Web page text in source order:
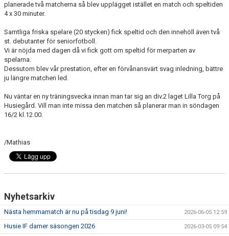
planerade två matcherna så blev upplägget istället en match och speltiden
4 x 30 minuter.
Samtliga friska spelare (20 stycken) fick speltid och den innehöll även två
st. debutanter för seniorfotboll.
Vi är nöjda med dagen då vi fick gott om speltid för merparten av
spelarna.
Dessutom blev vår prestation, efter en förvånansvärt svag inledning, bättre
ju längre matchen led.
Nu väntar en ny träningsvecka innan man tar sig an div.2 laget Lilla Torg på
Husiegård. Vill man inte missa den matchen så planerar man in söndagen
16/2 kl.12.00.
/Mathias
Nyhetsarkiv
Nästa hemmamatch är nu på tisdag 9 juni! 2026-06-05 12:59
Husie IF damer säsongen 2026 2026-03-05 09:54